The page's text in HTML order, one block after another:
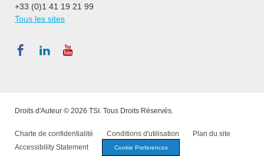
+33 (0)1 41 19 21 99
Tous les sites
Droits d'Auteur © 2026 TSI. Tous Droits Réservés.
Charte de confidentialité Conditions d'utilisation
Plan du site
Accessibility Statement
Cookie Preferences